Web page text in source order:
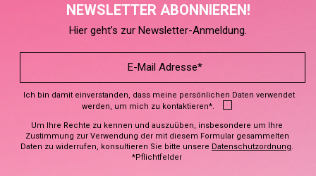
NEWSLETTER ABONNIEREN!
Hier geht’s zur Newsletter-Anmeldung.
Ich bin damit einverstanden, dass meine persönlichen Daten verwendet
werden, um mich zu kontaktieren*.
Um Ihre Rechte zu kennen und auszuüben, insbesondere um Ihre
Zustimmung zur Verwendung der mit diesem Formular gesammelten
Daten zu widerrufen, konsultieren Sie bitte unsere Datenschutzordnung.
*Pflichtfelder